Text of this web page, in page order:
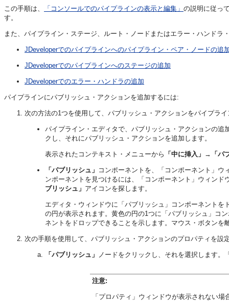
この手順は、 「コンソールでのパイプラインの表示と編集」 の説明に従っ
す。
また、パイプライン・ステージ、ルート・ノードまたはエラー・ハンド
JDeveloperでのパイプラインへのパイプライン・ペア・ノードの追
JDeveloperでのパイプラインへのステージの追加
JDeveloperでのエラー・ハンドラの追加
パイプラインにパブリッシュ・アクションを追加するには:
次の方法の1つを使用して、パブリッシュ・アクションをパイプラ
パイプライン・エディタで、パブリッシュ・アクションの
クし、それにパブリッシュ・アクションを追加します。
表示されたコンテキスト・メニューから 「中に挿入」 → 「パ
「パブリッシュ」 コンポーネントを、「コンポーネント」
ンポーネントを見つけるには、「コンポーネント」ウィン
ブリッシュ」 アイコンを探します。
エディタ・ウィンドウに「パブリッシュ」コンポーネント
の円が表示されます。黄色の円の1つに「パブリッシュ」コ
ネントをドロップできることを示します。マウス・ボタン
次の手順を使用して、パブリッシュ・アクションのプロパティを設
「パブリッシュ」 ノードをクリックし、それを選択します
注意:
「プロパティ」ウィンドウが表示されない場